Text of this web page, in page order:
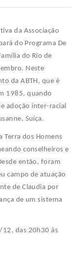
da Associação
do Programa De
do Rio de
Neste
da ABTH, que é
1985, quando
adoção inter-racial
Suíça.
Terra dos Homens
conselheiros e
então, foram
campo de atuação
de Claudia por
de um sistema
12, das 20h30 às